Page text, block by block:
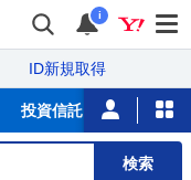
i
ID新規取得
投資信託 ニュース
検索